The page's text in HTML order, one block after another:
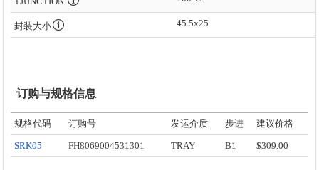
封装大小 45.5x25
订购与规格信息
规格代码 订购号 发运介质 步进 建议价格
SRK05 FH8069004531301 TRAY B1 $309.00